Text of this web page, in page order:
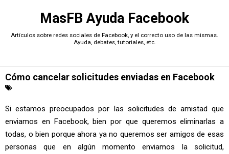
MasFB Ayuda Facebook
Artículos sobre redes sociales de Facebook, y el correcto uso de las mismas.
Ayuda, debates, tutoriales, etc.
Cómo cancelar solicitudes enviadas en Facebook
Si estamos preocupados por las solicitudes de amistad que
enviamos en Facebook, bien por que queremos eliminarlas a
todas, o bien porque ahora ya no queremos ser amigos de esas
personas que en algún momento enviamos la solicitud,